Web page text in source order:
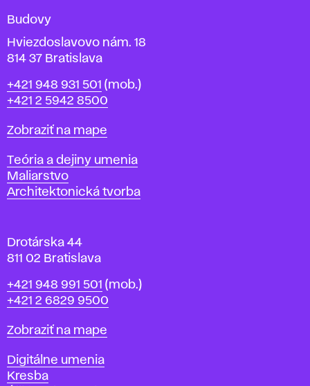
í
v
r
a
i
l
a
v
Budovy
Hviezdoslavovo nám. 18
814 37 Bratislava
Telefón
+421 948 931 501 (mob.)
+421 2 5942 8500
Mapa
Zobraziť na mape
Katedry
Teória a dejiny umenia
Maliarstvo
Architektonická tvorba
Drotárska 44
811 02 Bratislava
Telefón
+421 948 991 501 (mob.)
+421 2 6829 9500
Mapa
Zobraziť na mape
Katedry
Digitálne umenia
Kresba